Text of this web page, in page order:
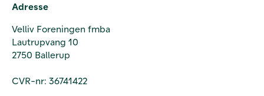
Adresse
Velliv Foreningen fmba
Lautrupvang 10
2750 Ballerup
CVR-nr: 36741422